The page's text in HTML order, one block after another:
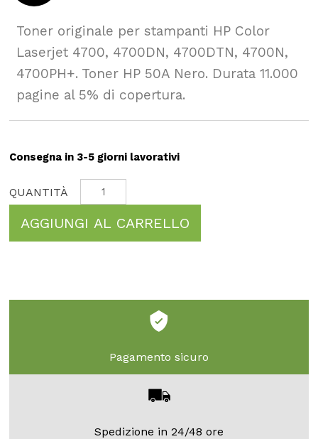
Toner originale per stampanti HP Color
Laserjet 4700, 4700DN, 4700DTN, 4700N,
4700PH+. Toner HP 50A Nero. Durata 11.000
pagine al 5% di copertura.
Consegna in 3-5 giorni lavorativi
AGGIUNGI AL CARRELLO
Pagamento sicuro
Spedizione in 24/48 ore